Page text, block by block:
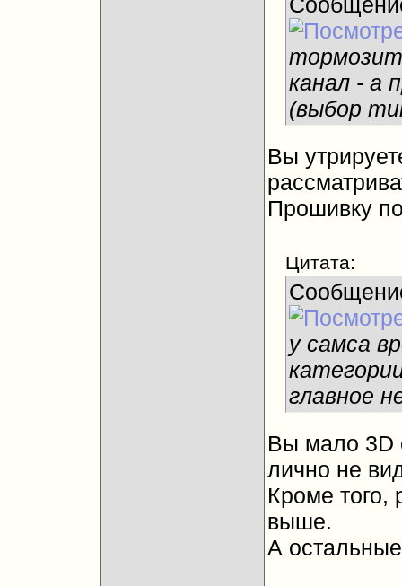
тормозит
канал - а
(выбор
Вы
Прошивку
Цитата:
у самса
главное
Вы мало 3D
лично не
Кроме того,
выше.
А